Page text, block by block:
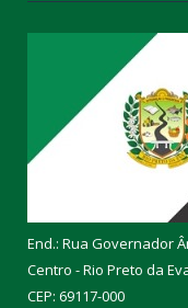
End.: Rua Governador
Centro - Rio Preto da
CEP: 69117-000